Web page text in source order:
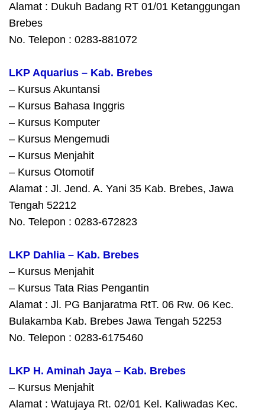
Alamat : Dukuh Badang RT 01/01 Ketanggungan
Brebes
No. Telepon : 0283-881072
LKP Aquarius – Kab. Brebes
– Kursus Akuntansi
– Kursus Bahasa Inggris
– Kursus Komputer
– Kursus Mengemudi
– Kursus Menjahit
– Kursus Otomotif
Alamat : Jl. Jend. A. Yani 35 Kab. Brebes, Jawa
Tengah 52212
No. Telepon : 0283-672823
LKP Dahlia – Kab. Brebes
– Kursus Menjahit
– Kursus Tata Rias Pengantin
Alamat : Jl. PG Banjaratma RtT. 06 Rw. 06 Kec.
Bulakamba Kab. Brebes Jawa Tengah 52253
No. Telepon : 0283-6175460
LKP H. Aminah Jaya – Kab. Brebes
– Kursus Menjahit
Alamat : Watujaya Rt. 02/01 Kel. Kaliwadas Kec.